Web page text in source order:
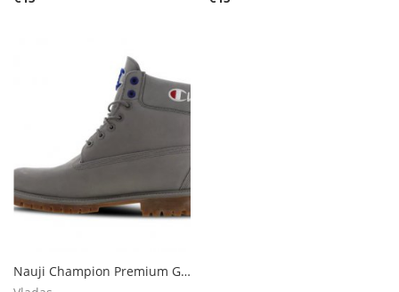
Nauji Champion Premium Grey batai